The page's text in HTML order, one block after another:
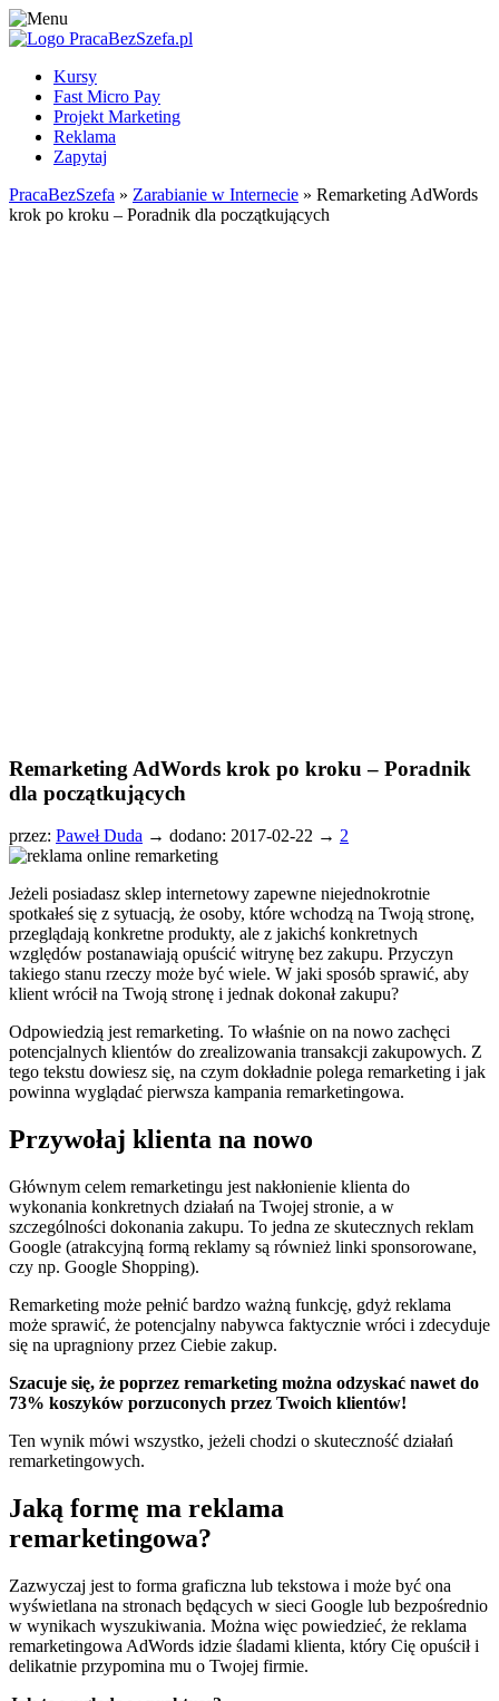
Kursy
Fast Micro Pay
Projekt Marketing
Reklama
Zapytaj
PracaBezSzefa » Zarabianie w Internecie » Remarketing AdWords
krok po kroku – Poradnik dla początkujących
Remarketing AdWords krok po kroku – Poradnik
dla początkujących
przez: Paweł Duda → dodano: 2017-02-22 → 2
Jeżeli posiadasz sklep internetowy zapewne niejednokrotnie
spotkałeś się z sytuacją, że osoby, które wchodzą na Twoją stronę,
przeglądają konkretne produkty, ale z jakichś konkretnych
względów postanawiają opuścić witrynę bez zakupu. Przyczyn
takiego stanu rzeczy może być wiele. W jaki sposób sprawić, aby
klient wrócił na Twoją stronę i jednak dokonał zakupu?
Odpowiedzią jest remarketing. To właśnie on na nowo zachęci
potencjalnych klientów do zrealizowania transakcji zakupowych. Z
tego tekstu dowiesz się, na czym dokładnie polega remarketing i jak
powinna wyglądać pierwsza kampania remarketingowa.
Przywołaj klienta na nowo
Głównym celem remarketingu jest nakłonienie klienta do
wykonania konkretnych działań na Twojej stronie, a w
szczególności dokonania zakupu. To jedna ze skutecznych reklam
Google (atrakcyjną formą reklamy są również linki sponsorowane,
czy np. Google Shopping).
Remarketing może pełnić bardzo ważną funkcję, gdyż reklama
może sprawić, że potencjalny nabywca faktycznie wróci i zdecyduje
się na upragniony przez Ciebie zakup.
Szacuje się, że poprzez remarketing można odzyskać nawet do
73% koszyków porzuconych przez Twoich klientów!
Ten wynik mówi wszystko, jeżeli chodzi o skuteczność działań
remarketingowych.
Jaką formę ma reklama
remarketingowa?
Zazwyczaj jest to forma graficzna lub tekstowa i może być ona
wyświetlana na stronach będących w sieci Google lub bezpośrednio
w wynikach wyszukiwania. Można więc powiedzieć, że reklama
remarketingowa AdWords idzie śladami klienta, który Cię opuścił i
delikatnie przypomina mu o Twojej firmie.